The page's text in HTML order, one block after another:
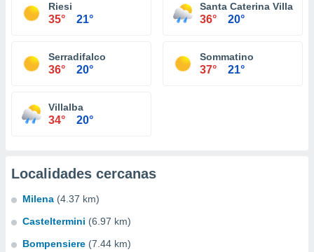
Riesi
35° 21°
Santa Caterina
36° 20°
Serradifalco
36° 20°
Sommatino
37° 21°
Villalba
34° 20°
Localidades cercanas
Milena (4.37 km)
Casteltermini (6.97 km)
Bompensiere (7.44 km)